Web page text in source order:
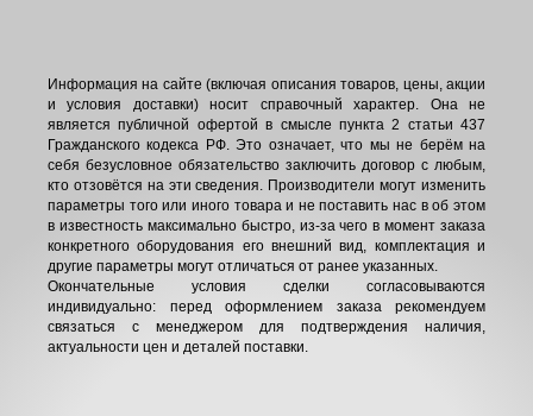
Информация на сайте (включая описания товаров, цены, акции
и условия доставки) носит справочный характер. Она не
является публичной офертой в смысле пункта 2 статьи 437
Гражданского кодекса РФ. Это означает, что мы не берём на
себя безусловное обязательство заключить договор с любым,
кто отзовётся на эти сведения. Производители могут изменить
параметры того или иного товара и не поставить нас в об этом
в известность максимально быстро, из-за чего в момент заказа
конкретного оборудования его внешний вид, комплектация и
другие параметры могут отличаться от ранее указанных.
Окончательные условия сделки согласовываются
индивидуально: перед оформлением заказа рекомендуем
связаться с менеджером для подтверждения наличия,
актуальности цен и деталей поставки.